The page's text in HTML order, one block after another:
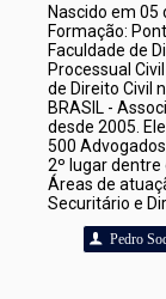
Nascido em 05
Formação:
Faculdade de
Processual
de Direito Civil
BRASIL -
desde 2005.
500
2º lugar dentre
Áreas de
Securitário e
Pedro